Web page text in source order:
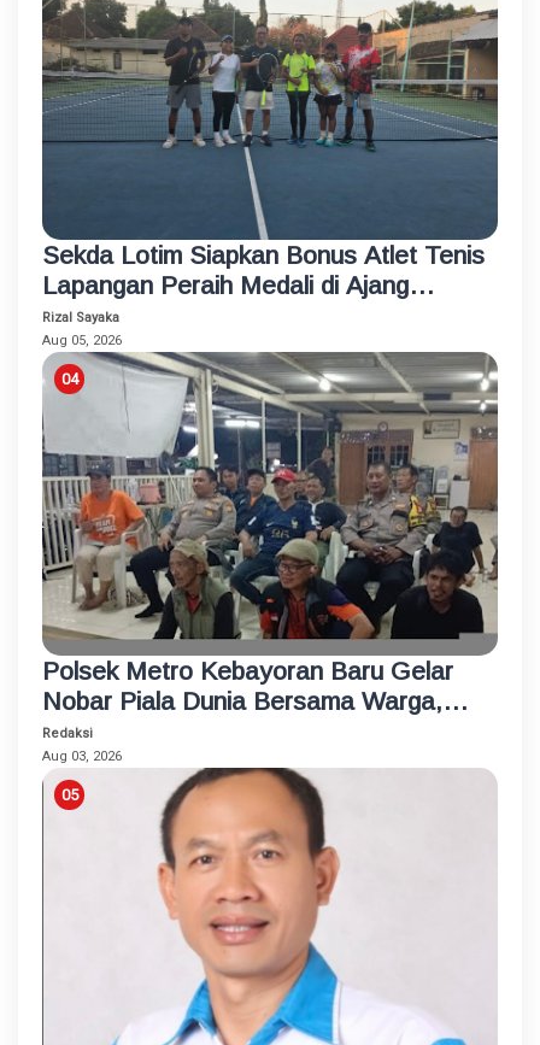
Sekda Lotim Siapkan Bonus Atlet Tenis
Lapangan Peraih Medali di Ajang
Porprov
Rizal Sayaka
Aug 05, 2026
Polsek Metro Kebayoran Baru Gelar
Nobar Piala Dunia Bersama Warga,
Pererat Silaturahmi dan Jaga
Kamtibmas
Redaksi
Aug 03, 2026